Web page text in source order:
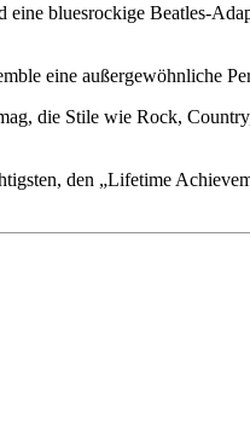
bluesrockige Beatles-
eine außergewöhnliche
die Stile wie Rock,
den „Lifetime